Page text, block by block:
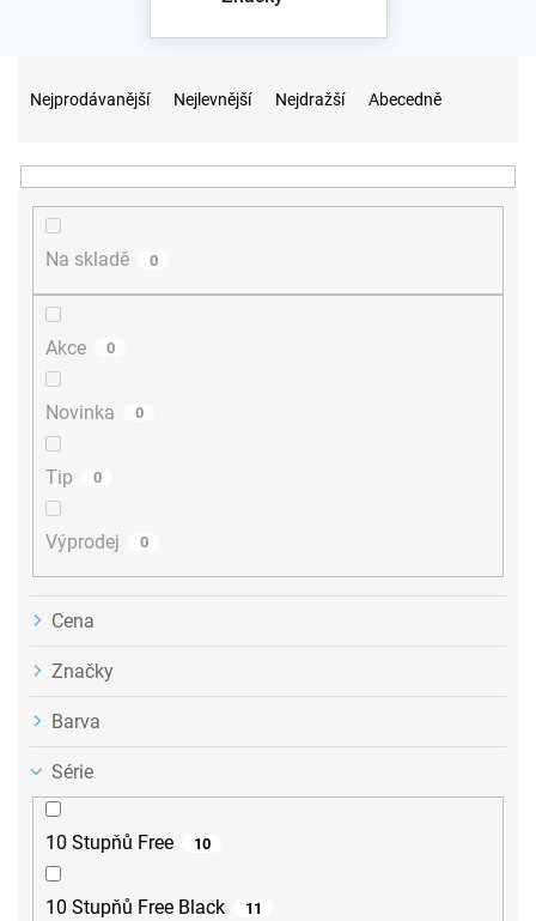
n
Nejprodávanější Nejlevnější Nejdražší Abecedně
Na skladě 0
Akce 0
Novinka 0
Tip 0
Výprodej 0
Cena
Značky
Barva
Série
10 Stupňů Free 10
10 Stupňů Free Black 11